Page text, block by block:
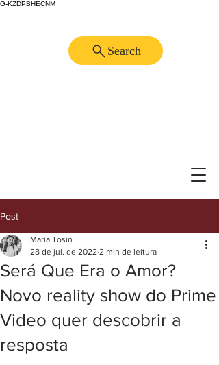
G-KZDPBHECNM
Search
Post
Será Que Era o Amor?
Novo reality show do Prime
Video quer descobrir a
resposta
Maria Tosin
28 de jul. de 2022 2 min de leitura